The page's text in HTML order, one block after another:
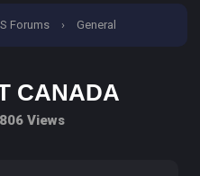
Forums › General
CANADA
Views